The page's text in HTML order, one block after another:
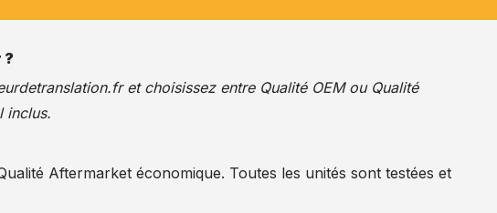
?
et choisissez entre Qualité OEM ou Qualité
inclus.
Aftermarket économique. Toutes les unités sont testées et